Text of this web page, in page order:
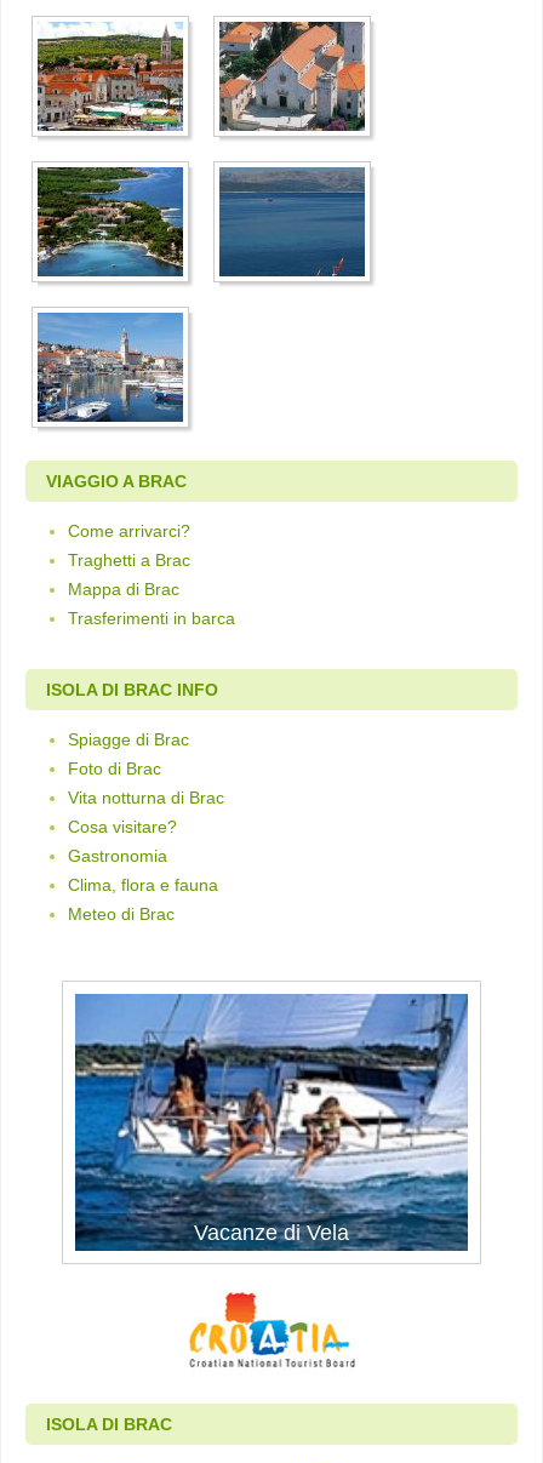
VIAGGIO A BRAC
Come arrivarci?
Traghetti a Brac
Mappa di Brac
Trasferimenti in barca
ISOLA DI BRAC INFO
Spiagge di Brac
Foto di Brac
Vita notturna di Brac
Cosa visitare?
Gastronomia
Clima, flora e fauna
Meteo di Brac
Vacanze di Vela
Vacanze di Vela
ISOLA DI BRAC